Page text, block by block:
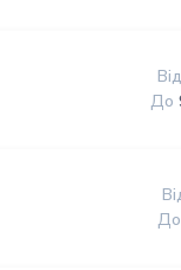
Від
До
До